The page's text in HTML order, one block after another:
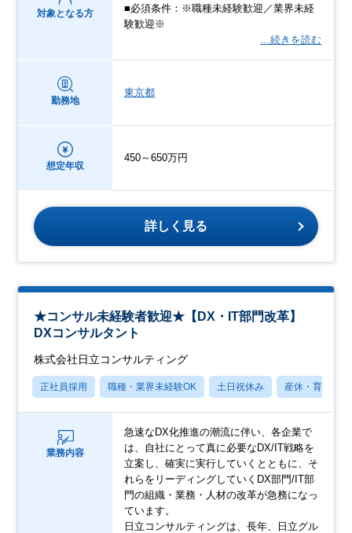
対象となる方
■必須条件：※職種未経験歓迎／業界未経
験歓迎※
…続きを読む
勤務地
東京都
想定年収
450～650万円
詳しく見る
★コンサル未経験者歓迎★【DX・IT部門改革】
DXコンサルタント
株式会社日立コンサルティング
正社員採用 職種・業界未経験OK 土日祝休み 産休・育休あり
業務内容
急速なDX化推進の潮流に伴い、各企業で
は、自社にとって真に必要なDX/IT戦略を
立案し、確実に実行していくとともに、そ
れらをリーディングしていくDX部門/IT部
門の組織・業務・人材の改革が急務になっ
ています。
日立コンサルティングは、長年、日立グル